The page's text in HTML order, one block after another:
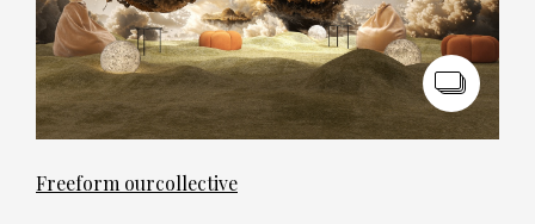
Freeform ourcollective